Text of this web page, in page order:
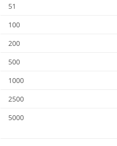
51
100
200
500
1000
2500
5000